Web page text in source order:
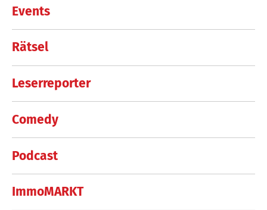
Events
Rätsel
Leserreporter
Comedy
Podcast
ImmoMARKT